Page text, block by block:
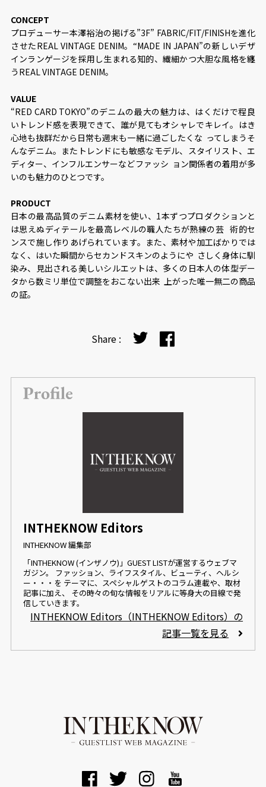
CONCEPT
プロデューサー本澤裕治の掲げる”3F” FABRIC/FIT/FINISHを進化
させたREAL VINTAGE DENIM。“MADE IN JAPAN”の新しいデザ
インランゲージを採⽤し⽣まれる知的、繊細かつ⼤胆な⾵格を纏
うREAL VINTAGE DENIM。
VALUE
“RED CARD TOKYO”のデニムの最⼤の魅⼒は、はくだけで程良
いトレンド感を表現できて、誰が⾒てもオシャレでキレイ。はき
⼼地も抜群だから⽇常も週末も⼀緒に過ごしたくな ってしまうそ
んなデニム。またトレンドにも敏感なモデル、スタイリスト、エ
ディター、インフルエンサーなどファッシ ョン関係者の着⽤が多
いのも魅⼒のひとつです。
PRODUCT
⽇本の最⾼品質のデニム素材を使い、1本ずつプロダクションと
は思えぬディテールを最⾼レベルの職⼈たちが熟練の芸 術的セ
ンスで施し作りあげられています。また、素材や加⼯ばかりでは
なく、はいた瞬間からセカンドスキンのようにや さしく⾝体に馴
染み、⾒出される美しいシルエットは、多くの⽇本⼈の体型デー
タから数ミリ単位で調整をおこない出来 上がった唯⼀無⼆の商品
の証。
Share :
INTHEKNOW Editors
INTHEKNOW 編集部
「INTHEKNOW (インザノウ)」GUEST LISTが運営するウェブマ
ガジン。 ファッション、ライフスタイル、ビューティ、ヘルシ
ー・・・を テーマに、スペシャルゲストのコラム連載や、取材
記事に加え、 その時々の旬な情報をリアルに等身大の目線で発
信していきます。
INTHEKNOW Editors（INTHEKNOW Editors）の
記事一覧を見る